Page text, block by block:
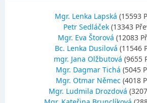
Mgr. Lenka Lapská (15593
Petr Sedláček (13343
Mgr. Eva Štorová (12083
Bc. Lenka Dusilová (11546
mgr. Jana Olžbutová (9655
Mgr. Dagmar Tichá (5045
Mgr. Otmar Němec (4018
Mgr. Ludmila Drozdová